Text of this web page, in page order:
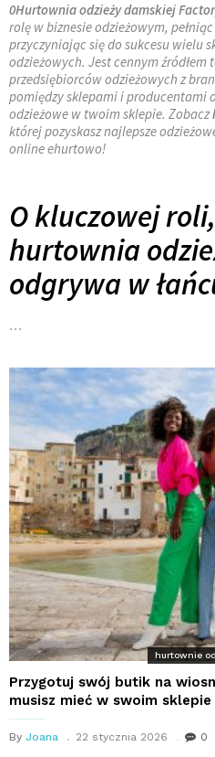
0Hurtownia odzieży damskiej
rolę w biznesie odzieżowym,
przyczyniając się do sukcesu wielu
odzieżowych. Jest cennym
przedsiębiorców odzieżowych z
pomiędzy sklepami i producentami
odzieżowe w twoim sklepie. Zobacz
której pozyskasz najlepsze
online ehurtowo!
O kluczowej
hurtownia
odgrywa w
…
hurtownie
Przygotuj swój butik na
musisz mieć w swoim sklepie
By Joana 22 stycznia 2026 0